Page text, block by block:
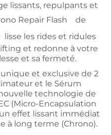
lissants, repulpants et
Repair Flash
de
lisse les rides et ridules
et redonne à votre
et sa fermeté.
et exclusive de 2
et le Sérum
technologie de
(Micro-Encapsulation
effet lissant immédiat
à long terme (Chrono).